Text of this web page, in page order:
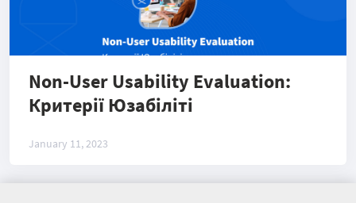
Non-User Usability Evaluation:
Критерії Юзабіліті
January 11, 2023